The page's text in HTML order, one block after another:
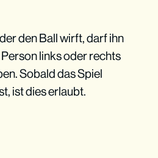
den Ball wirft, darf ihn
links oder rechts
Sobald das Spiel
ist dies erlaubt.